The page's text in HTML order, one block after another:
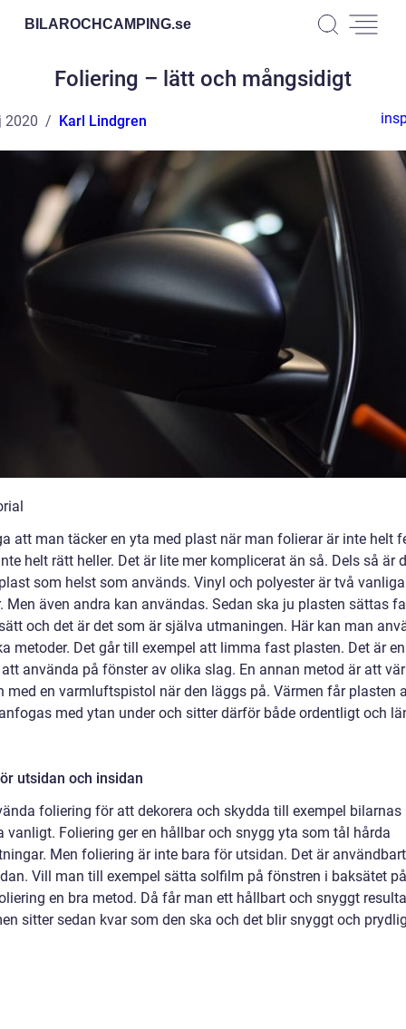
BILAROCHCAMPING.se
Foliering – lätt och mångsidigt
2020 Karl Lindgren
att man täcker en yta med plast när man folierar är inte helt
helt rätt heller. Det är lite mer komplicerat än så. Dels så är
som helst som används. Vinyl och polyester är två vanliga
Men även andra kan användas. Sedan ska ju plasten sättas
och det är det som är själva utmaningen. Här kan man
metoder. Det går till exempel att limma fast plasten. Det är
använda på fönster av olika slag. En annan metod är att
med en varmluftspistol när den läggs på. Värmen får plasten
med ytan under och sitter därför både ordentligt och
utsidan och insidan
foliering för att dekorera och skydda till exempel bilarnas
vanligt. Foliering ger en hållbar och snygg yta som tål hårda
Men foliering är inte bara för utsidan. Det är
Vill man till exempel sätta solfilm på fönstren i baksätet
en bra metod. Då får man ett hållbart och snyggt
sitter sedan kvar som den ska och det blir snyggt och